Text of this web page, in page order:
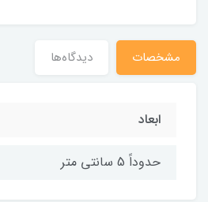
مشخصات دیدگاه‌ها
ابعاد
حدوداً 5 سانتی متر